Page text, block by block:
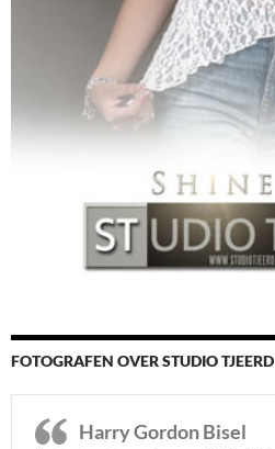
FOTOGRAFEN OVER STUDIO TJEERD
Harry Gordon Bisel